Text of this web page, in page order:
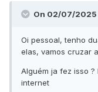
On 02/07/2025
Oi pessoal, tenho
elas, vamos cruzar
Alguém ja fez isso
internet